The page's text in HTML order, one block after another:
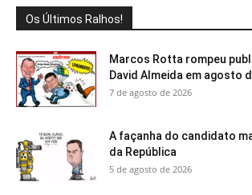
Os Últimos Ralhos!
Marcos Rotta rompeu
David Almeida em agosto
7 de agosto de 2026
A façanha do candidato
da República
5 de agosto de 2026